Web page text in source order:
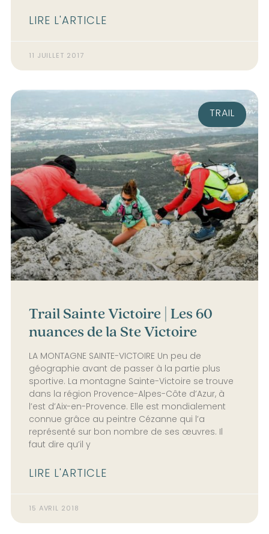
LIRE L'ARTICLE
11 JUILLET 2017
TRAIL
Trail Sainte Victoire | Les 60
nuances de la Ste Victoire
LA MONTAGNE SAINTE-VICTOIRE Un peu de
géographie avant de passer à la partie plus
sportive. La montagne Sainte-Victoire se trouve
dans la région Provence-Alpes-Côte d’Azur, à
l’est d’Aix-en-Provence. Elle est mondialement
connue grâce au peintre Cézanne qui l’a
représenté sur bon nombre de ses œuvres. Il
faut dire qu’il y
LIRE L'ARTICLE
15 AVRIL 2018